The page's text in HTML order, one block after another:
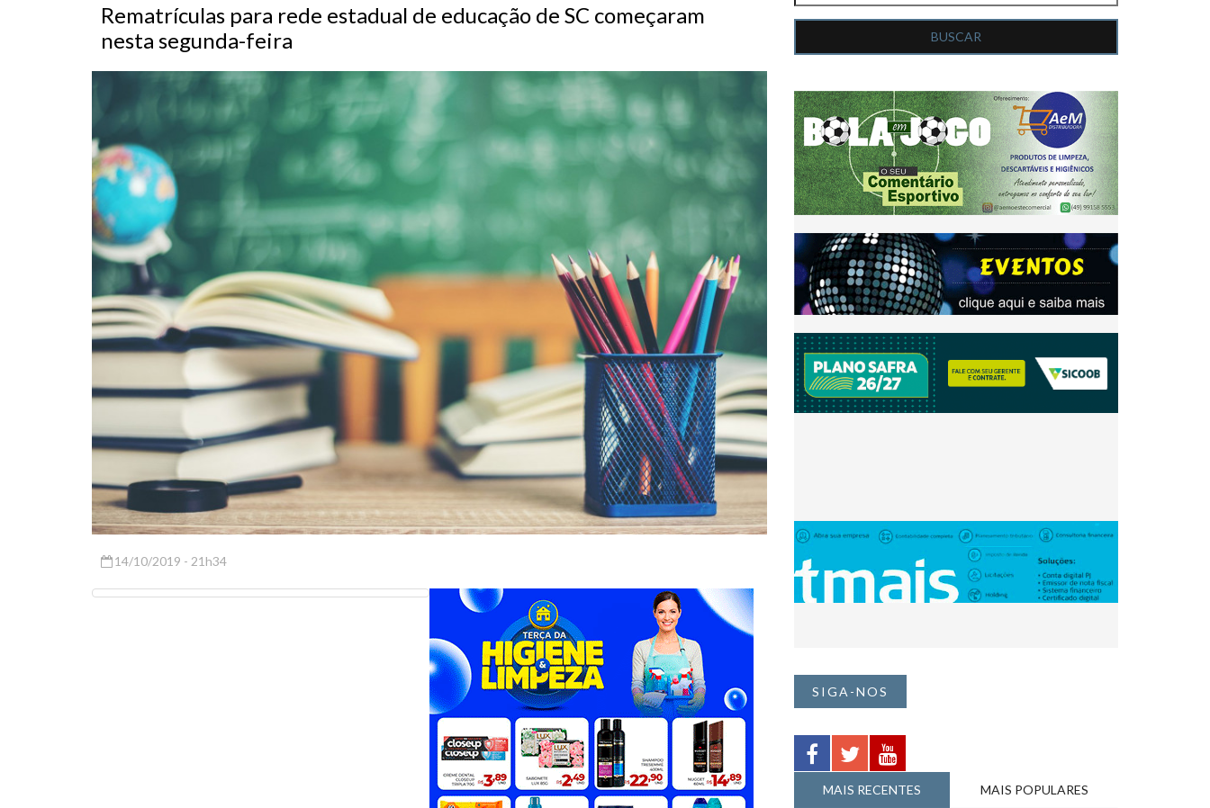
Rematrículas para rede estadual de educação de SC começaram
nesta segunda-feira
14/10/2019 - 21h34
SIGA-NOS
MAIS RECENTES MAIS POPULARES